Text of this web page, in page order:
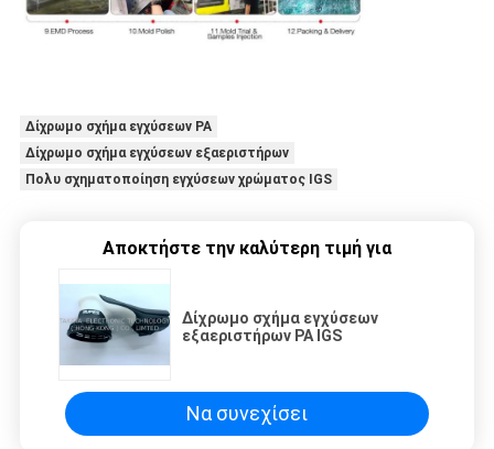
Δίχρωμο σχήμα εγχύσεων PA
Δίχρωμο σχήμα εγχύσεων εξαεριστήρων
Πολυ σχηματοποίηση εγχύσεων χρώματος IGS
Αποκτήστε την καλύτερη τιμή για
Δίχρωμο σχήμα εγχύσεων
εξαεριστήρων PA IGS
Να συνεχίσει